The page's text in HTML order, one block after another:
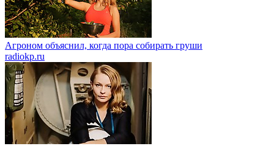
Агроном объяснил, когда пора собирать груши
radiokp.ru